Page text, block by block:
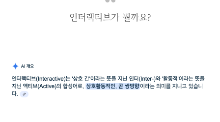
인터랙티브가 뭘까요?